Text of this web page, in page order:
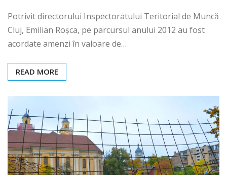
Potrivit directorului Inspectoratului Teritorial de Muncă
Cluj, Emilian Roșca, pe parcursul anului 2012 au fost
acordate amenzi în valoare de…
READ MORE